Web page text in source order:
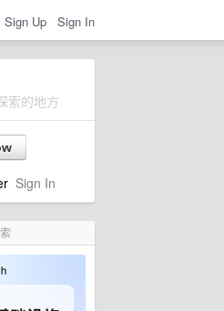
Sign Up Sign In
索的地方
Sign In